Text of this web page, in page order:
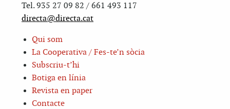
Tel. 935 27 09 82 / 661 493 117
directa@directa.cat
Qui som
La Cooperativa / Fes-te’n sòcia
Subscriu-t’hi
Botiga en línia
Revista en paper
Contacte